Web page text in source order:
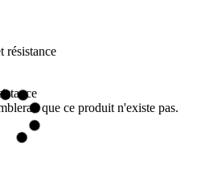
résistance
que ce produit n'existe pas.